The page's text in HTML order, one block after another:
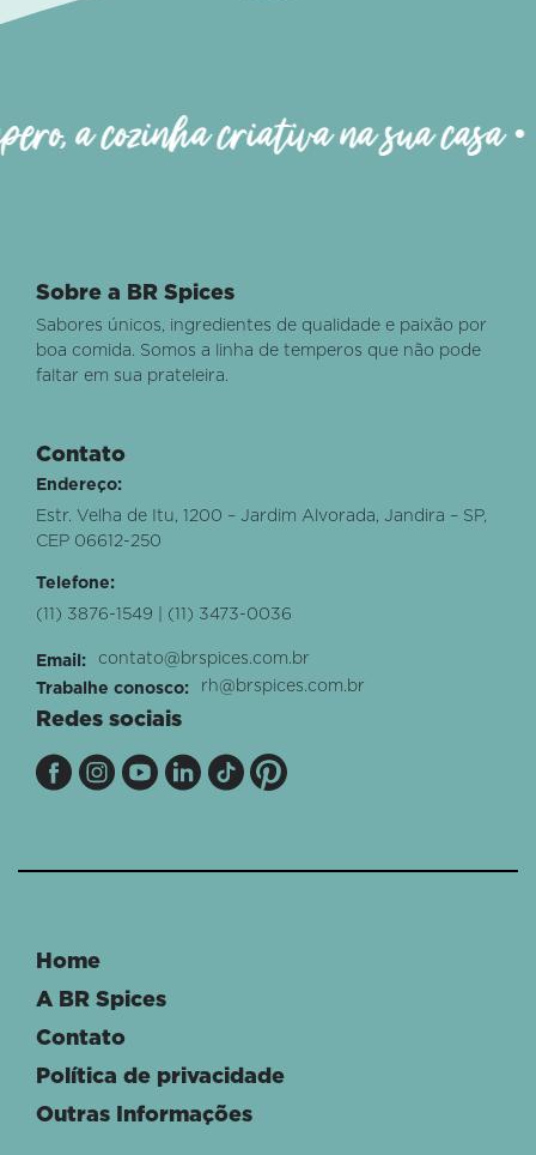
a cozinha criativa na sua casa
Sobre a BR Spices
Sabores únicos, ingredientes de qualidade e paixão por
boa comida. Somos a linha de temperos que não pode
faltar em sua prateleira.
Contato
Endereço:
Estr. Velha de Itu, 1200 – Jardim Alvorada, Jandira – SP,
CEP 06612-250
Telefone:
(11) 3876-1549 | (11) 3473-0036
Email:
contato@brspices.com.br
Trabalhe conosco:
rh@brspices.com.br
Redes sociais
Home
A BR Spices
Contato
Política de privacidade
Outras Informações